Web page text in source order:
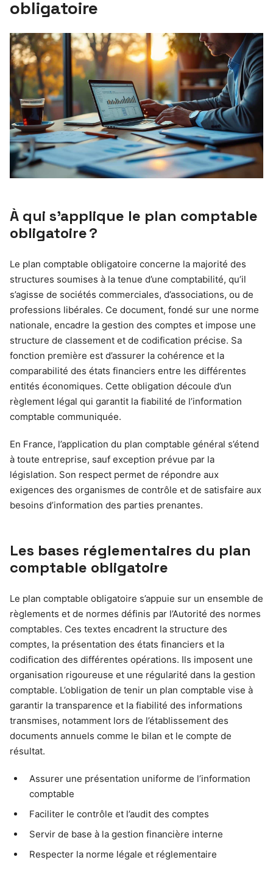
obligatoire
À qui s’applique le plan comptable
obligatoire ?
Le plan comptable obligatoire concerne la majorité des
structures soumises à la tenue d’une comptabilité, qu’il
s’agisse de sociétés commerciales, d’associations, ou de
professions libérales. Ce document, fondé sur une norme
nationale, encadre la gestion des comptes et impose une
structure de classement et de codification précise. Sa
fonction première est d’assurer la cohérence et la
comparabilité des états financiers entre les différentes
entités économiques. Cette obligation découle d’un
règlement légal qui garantit la fiabilité de l’information
comptable communiquée.
En France, l’application du plan comptable général s’étend
à toute entreprise, sauf exception prévue par la
législation. Son respect permet de répondre aux
exigences des organismes de contrôle et de satisfaire aux
besoins d’information des parties prenantes.
Les bases réglementaires du plan
comptable obligatoire
Le plan comptable obligatoire s’appuie sur un ensemble de
règlements et de normes définis par l’Autorité des normes
comptables. Ces textes encadrent la structure des
comptes, la présentation des états financiers et la
codification des différentes opérations. Ils imposent une
organisation rigoureuse et une régularité dans la gestion
comptable. L’obligation de tenir un plan comptable vise à
garantir la transparence et la fiabilité des informations
transmises, notamment lors de l’établissement des
documents annuels comme le bilan et le compte de
résultat.
Assurer une présentation uniforme de l’information
comptable
Faciliter le contrôle et l’audit des comptes
Servir de base à la gestion financière interne
Respecter la norme légale et réglementaire